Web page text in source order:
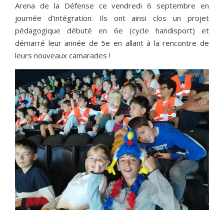
Arena de la Défense ce vendredi 6 septembre en
journée d’intégration. Ils ont ainsi clos un projet
pédagogique débuté en 6e (cycle handisport) et
démarré leur année de 5e en allant à la rencontre de
leurs nouveaux camarades !